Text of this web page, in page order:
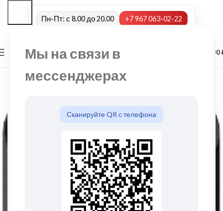
Мы на связи в
мессенджерах
Сканируйте QR с телефона
Пн-Пт: с 8.00 до 20.00 +7 967 063-02-22
МЕНЮ 0,00